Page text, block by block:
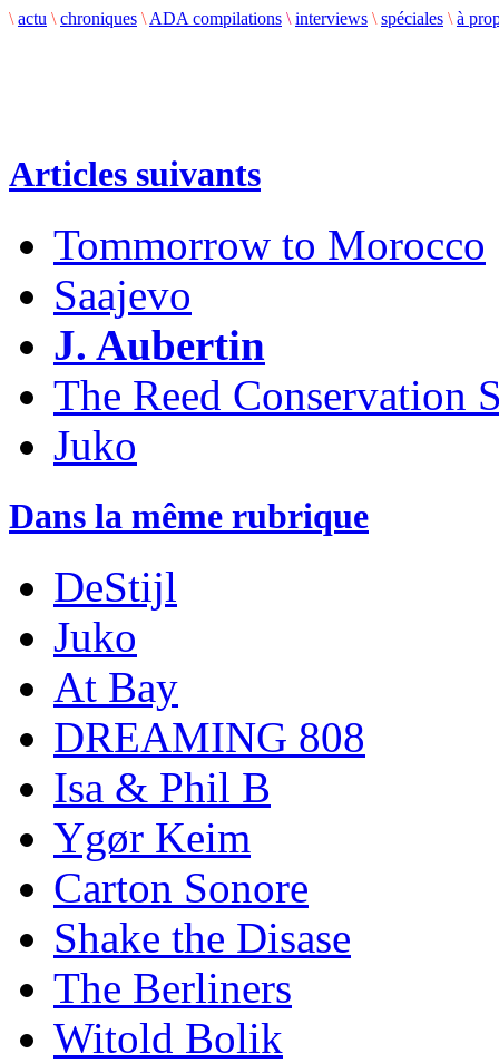
\ actu \ chroniques \ ADA compilations \ interviews \ spéciales \ à
Articles suivants
Tommorrow to Morocco
Saajevo
J. Aubertin
The Reed Conservation
Juko
Dans la même rubrique
DeStijl
Juko
At Bay
DREAMING 808
Isa & Phil B
Ygør Keim
Carton Sonore
Shake the Disase
The Berliners
Witold Bolik